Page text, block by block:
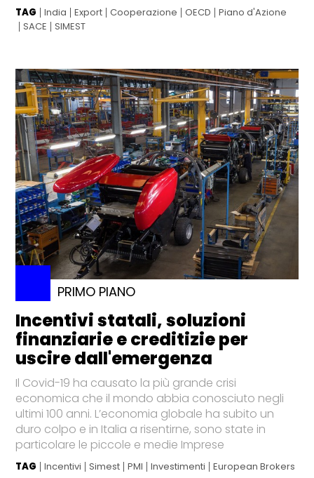
TAG India Export Cooperazione OECD
Piano d'Azione
SACE
SIMEST
PRIMO PIANO
Incentivi statali, soluzioni
finanziarie e creditizie per
uscire dall'emergenza
Il Covid-19 ha causato la più grande crisi
economica che il mondo abbia conosciuto negli
ultimi 100 anni. L’economia globale ha subito un
duro colpo e in Italia a risentirne, sono state in
particolare le piccole e medie Imprese
TAG Incentivi Simest PMI Investimenti European Brokers